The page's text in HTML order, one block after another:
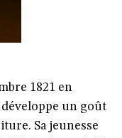
1821 en
un goût
Sa jeunesse